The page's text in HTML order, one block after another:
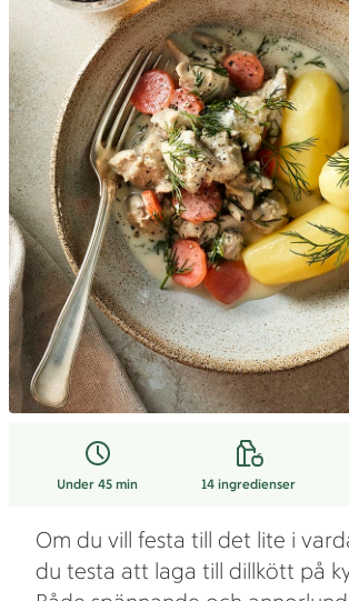
Under 45 min 14ingredienser
Om du vill festa till det lite i
du testa att laga till dillkött på